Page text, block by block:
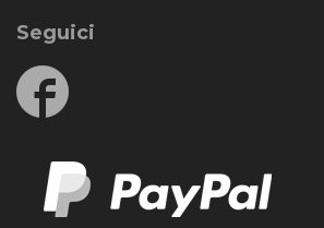
Seguici
us